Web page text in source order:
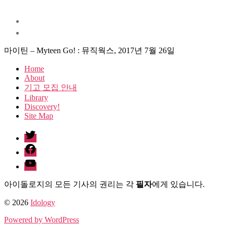
마이틴 – Myteen Go! : 뮤직웍스, 2017년 7월 26일
Home
About
기고 모집 안내
Library
Discovery!
Site Map
twitter
facebook
Youtube
아이돌로지의 모든 기사의 권리는 각 필자에게 있습니다.
© 2026 Idology
Powered by WordPress